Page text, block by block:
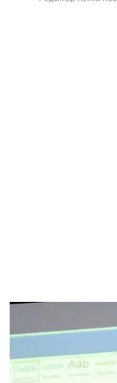
Министерство
требующих от вуза
защитникам.